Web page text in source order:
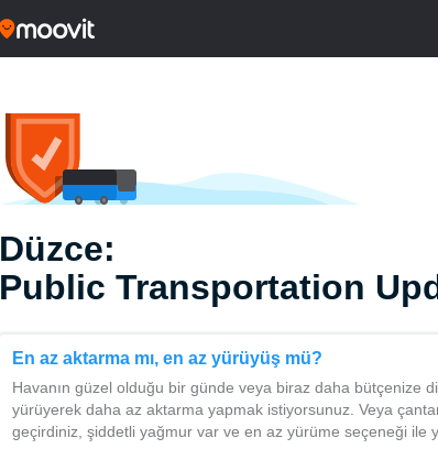
Düzce:
Public Transportation
En az aktarma mı, en az yürüyüş mü?
Havanın güzel olduğu bir günde veya biraz daha bütçenize
yürüyerek daha az aktarma yapmak istiyorsunuz. Veya
geçirdiniz, şiddetli yağmur var ve en az yürüme seçeneği ile